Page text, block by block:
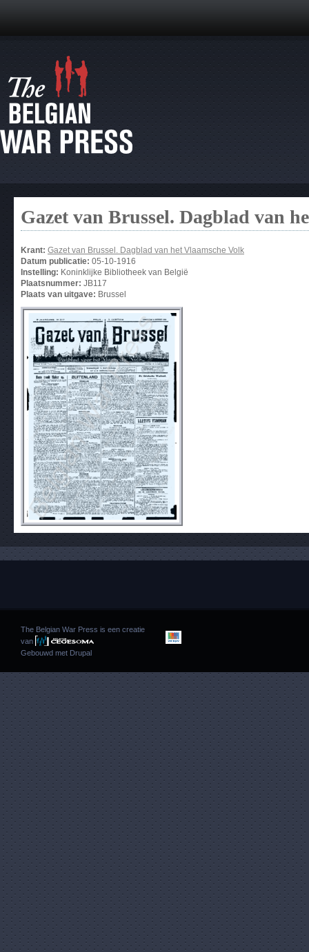
Gazet van Brussel. Dagblad van
Krant: Gazet van Brussel. Dagblad van het Vlaamsche Volk
Datum publicatie: 05-10-1916
Instelling: Koninklijke Bibliotheek van België
Plaatsnummer: JB117
Plaats van uitgave: Brussel
The Belgian War Press is een creatie
van
Gebouwd met Drupal